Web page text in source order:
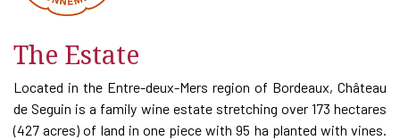
The Estate
Located in the Entre-deux-Mers region of Bordeaux, Château
de Seguin is a family wine estate stretching over 173 hectares
(427 acres) of land in one piece with 95 ha planted with vines.